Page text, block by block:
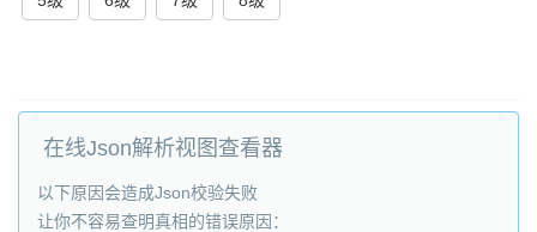
在线Json解析视图查看器
以下原因会造成Json校验失败
让你不容易查明真相的错误原因：